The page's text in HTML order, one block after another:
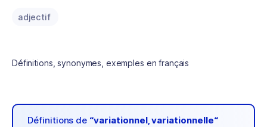
adjectif
Définitions, synonymes, exemples en français
Définitions de “variationnel, variationnelle“